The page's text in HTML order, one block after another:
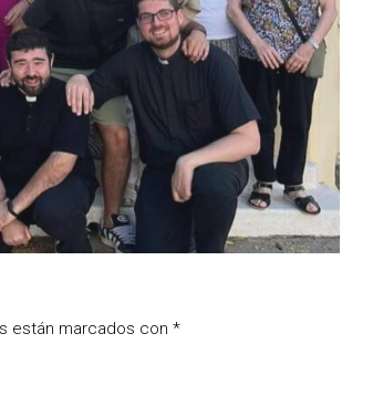
están marcados con *